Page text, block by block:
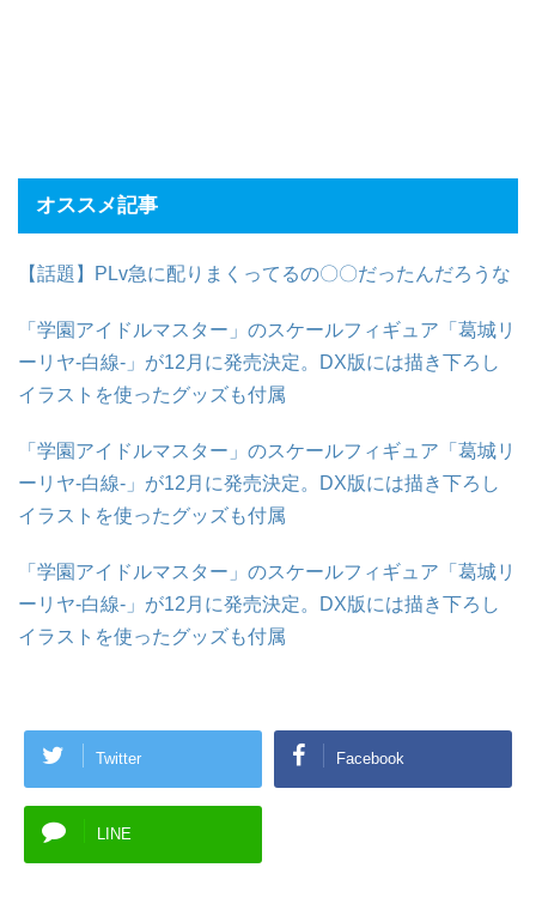
オススメ記事
【話題】PLv急に配りまくってるの〇〇だったんだろうな
「学園アイドルマスター」のスケールフィギュア「葛城リ
ーリヤ-白線-」が12月に発売決定。DX版には描き下ろし
イラストを使ったグッズも付属
「学園アイドルマスター」のスケールフィギュア「葛城リ
ーリヤ-白線-」が12月に発売決定。DX版には描き下ろし
イラストを使ったグッズも付属
「学園アイドルマスター」のスケールフィギュア「葛城リ
ーリヤ-白線-」が12月に発売決定。DX版には描き下ろし
イラストを使ったグッズも付属
Twitter Facebook
LINE